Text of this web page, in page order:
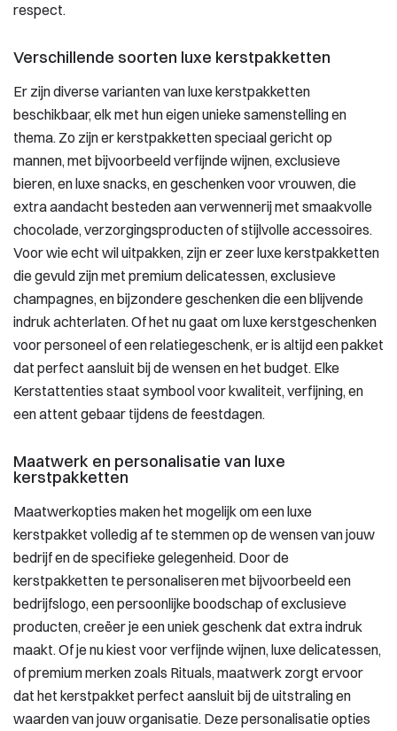
respect.
Verschillende soorten luxe kerstpakketten
Er zijn diverse varianten van luxe kerstpakketten
beschikbaar, elk met hun eigen unieke samenstelling en
thema. Zo zijn er kerstpakketten speciaal gericht op
mannen, met bijvoorbeeld verfijnde wijnen, exclusieve
bieren, en luxe snacks, en geschenken voor vrouwen, die
extra aandacht besteden aan verwennerij met smaakvolle
chocolade, verzorgingsproducten of stijlvolle accessoires.
Voor wie echt wil uitpakken, zijn er zeer luxe kerstpakketten
die gevuld zijn met premium delicatessen, exclusieve
champagnes, en bijzondere geschenken die een blijvende
indruk achterlaten. Of het nu gaat om luxe kerstgeschenken
voor personeel of een relatiegeschenk, er is altijd een pakket
dat perfect aansluit bij de wensen en het budget. Elke
Kerstattenties staat symbool voor kwaliteit, verfijning, en
een attent gebaar tijdens de feestdagen.
Maatwerk en personalisatie van luxe
kerstpakketten
Maatwerkopties maken het mogelijk om een luxe
kerstpakket volledig af te stemmen op de wensen van jouw
bedrijf en de specifieke gelegenheid. Door de
kerstpakketten te personaliseren met bijvoorbeeld een
bedrijfslogo, een persoonlijke boodschap of exclusieve
producten, creëer je een uniek geschenk dat extra indruk
maakt. Of je nu kiest voor verfijnde wijnen, luxe delicatessen,
of premium merken zoals Rituals, maatwerk zorgt ervoor
dat het kerstpakket perfect aansluit bij de uitstraling en
waarden van jouw organisatie. Deze personalisatie opties